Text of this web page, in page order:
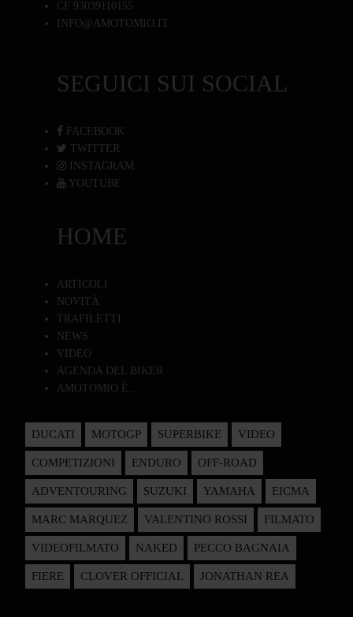
CF 93039110155
INFO@AMOTOMIO.IT
SEGUICI SUI SOCIAL
FACEBOOK
TWITTER
INSTAGRAM
YOUTUBE
HOME
ARTICOLI
NOVITÀ
TRAFILETTI
NEWS
VIDEO
AGENDA DEL BIKER
AMOTOMIO È...
DUCATI MOTOGP SUPERBIKE VIDEO
COMPETIZIONI ENDURO OFF-ROAD
ADVENTOURING SUZUKI YAMAHA EICMA
MARC MARQUEZ VALENTINO ROSSI FILMATO
VIDEOFILMATO NAKED PECCO BAGNAIA
FIERE CLOVER OFFICIAL JONATHAN REA